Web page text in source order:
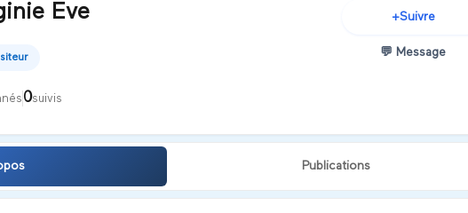
Eve
0suivis
+Suivre
💬 Message
Publications